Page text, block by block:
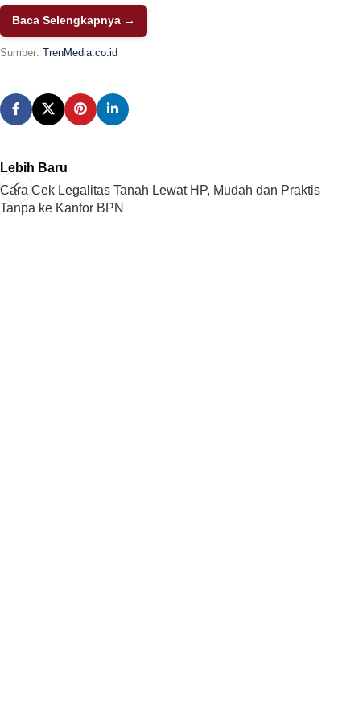
Baca Selengkapnya →
Sumber: TrenMedia.co.id
Lebih Baru
Cara Cek Legalitas Tanah Lewat HP, Mudah dan Praktis
Tanpa ke Kantor BPN